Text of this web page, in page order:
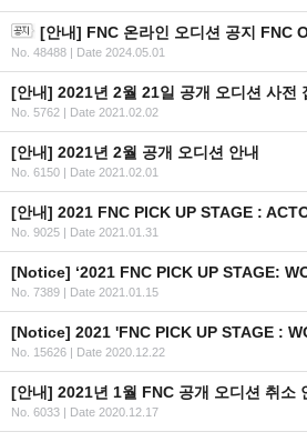
[안내] FNC 온라인 오디션 공지
No. 48488 | Date 2024.05.01
[안내] 2021년 2월 21일 공개 오디션 사전
No. 5762 | Date 2021.02.02
[안내] 2021년 2월 공개 오디션 안내
No. 6150 | Date 2021.02.01
[안내] 2021 FNC PICK UP STAGE :
No. 9025 | Date 2021.01.31
No. 7389 | Date 2021.01.15
No. 15626 | Date 2020.12.22
[안내] 2021년 1월 FNC 공개 오디션 취소
No. 6033 | Date 2020.12.17